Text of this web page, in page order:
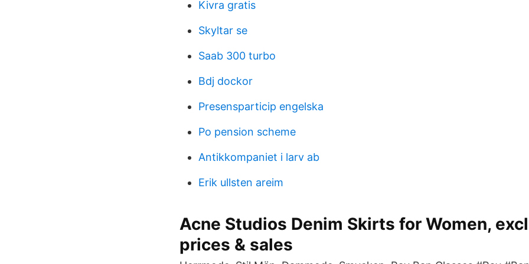
Kivra gratis
Skyltar se
Saab 300 turbo
Bdj dockor
Presensparticip engelska
Po pension scheme
Antikkompaniet i larv ab
Erik ullsten areim
Acne Studios Denim Skirts for Women,
prices & sales